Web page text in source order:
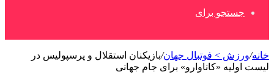
جستجو برای
خانه/ورزش > فوتبال جهان/بازیکنان استقلال و پرسپولیس در
لیست اولیه «کاناوارو» برای جام جهانی